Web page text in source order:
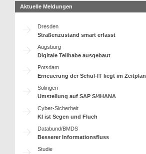
Aktuelle Meldungen
Dresden
Straßenzustand smart erfasst
Augsburg
Digitale Teilhabe ausgebaut
Potsdam
Erneuerung der Schul-IT liegt im Zeitplan
Solingen
Umstellung auf SAP S/4HANA
Cyber-Sicherheit
KI ist Segen und Fluch
Databund/BMDS
Besserer Informationsfluss
Studie